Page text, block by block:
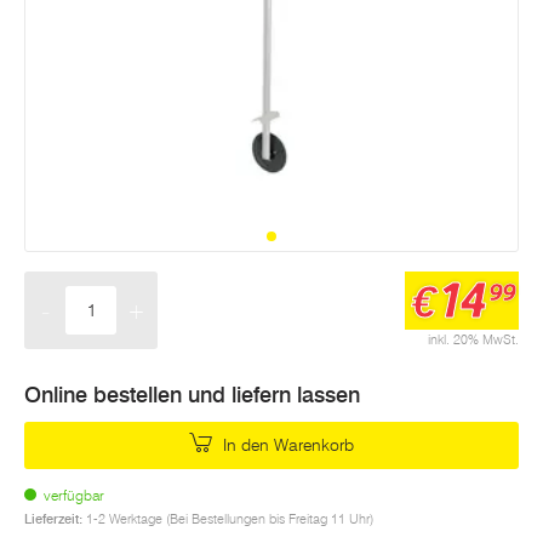
inkl. 20% MwSt.
€1499
Online bestellen und liefern lassen
In den Warenkorb
verfügbar
Lieferzeit: 1-2 Werktage (Bei Bestellungen bis Freitag 11 Uhr)